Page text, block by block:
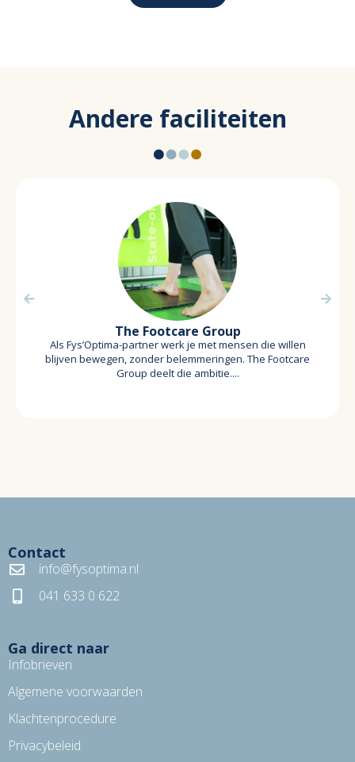
Andere faciliteiten
The Footcare Group
Als Fys’Optima-partner werk je met mensen die willen
blijven bewegen, zonder belemmeringen. The Footcare
Group deelt die ambitie....
Contact
info@fysoptima.nl
041 633 0 622
Ga direct naar
Infobrieven
Algemene voorwaarden
Klachtenprocedure
Privacybeleid